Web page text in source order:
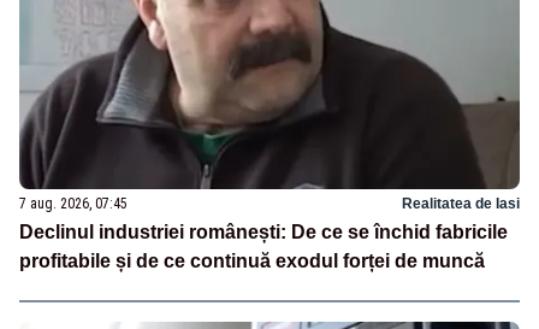
7 aug. 2026, 07:45 Realitatea de Iasi
Declinul industriei românești: De ce se închid fabricile
profitabile și de ce continuă exodul forței de muncă